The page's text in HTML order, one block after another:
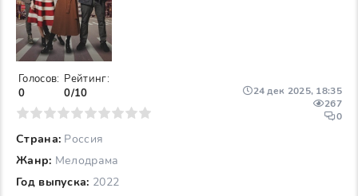
Страна: Россия
Жанр: Мелодрама
Год выпуска: 2022
24 дек 2025, 18:35
267
0
Голосов:
0
Рейтинг:
0/10
7 8 9 10